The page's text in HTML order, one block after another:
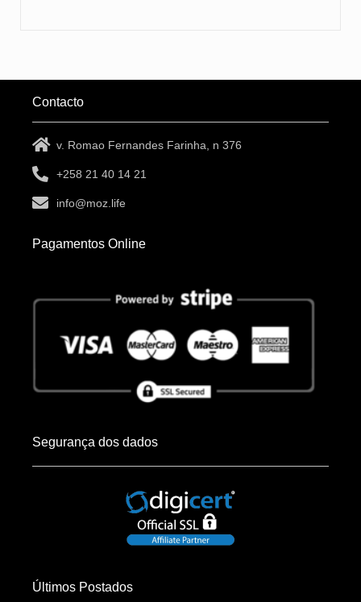
Contacto
v. Romao Fernandes Farinha, n 376
+258 21 40 14 21
info@moz.life
Pagamentos Online
Segurança dos dados
Últimos Postados